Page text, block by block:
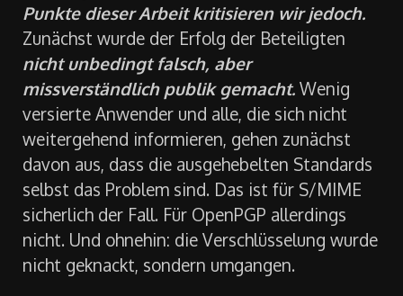
Punkte dieser Arbeit kritisieren wir jedoch.
Zunächst wurde der Erfolg der Beteiligten
nicht unbedingt falsch, aber
missverständlich publik gemacht. Wenig
versierte Anwender und alle, die sich nicht
weitergehend informieren, gehen zunächst
davon aus, dass die ausgehebelten Standards
selbst das Problem sind. Das ist für S/MIME
sicherlich der Fall. Für OpenPGP allerdings
nicht. Und ohnehin: die Verschlüsselung wurde
nicht geknackt, sondern umgangen.